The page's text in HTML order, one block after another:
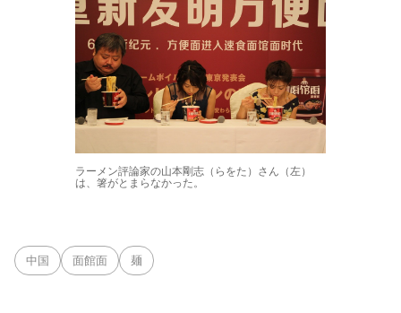
ラーメン評論家の山本剛志（らをた）さん（左）
は、箸がとまらなかった。
中国 面館面 麺